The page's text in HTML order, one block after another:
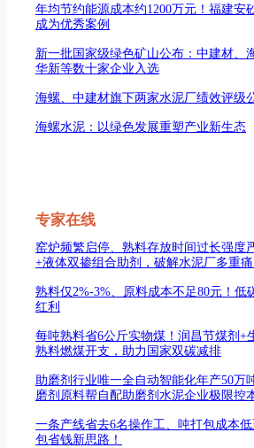
年均节约能源成本约1200万元！福建安
成为优秀案例
新一批国家级绿色矿山公布：中建材、
华新等数十家企业入选
海螺、中建材旗下两家水泥厂绩效评级
海螺水泥：以绿色发展重塑产业新生态
专家在线
窑炉频繁启停、熟料存放时间过长强度
+液体双掺组合助剂，破解水泥厂多重
熟料仅2%-3%、原料成本不足80元！低
红利
每吨熟料省6公斤实物煤！润昌节煤剂+
熟料燃煤开支，助力国家双碳减排
助磨剂行业唯一全自动智能化年产50万
磨剂原料帮自配助磨剂水泥企业极限控
一条产线省去6名操作工、吨打包成本
包省钱新思路！